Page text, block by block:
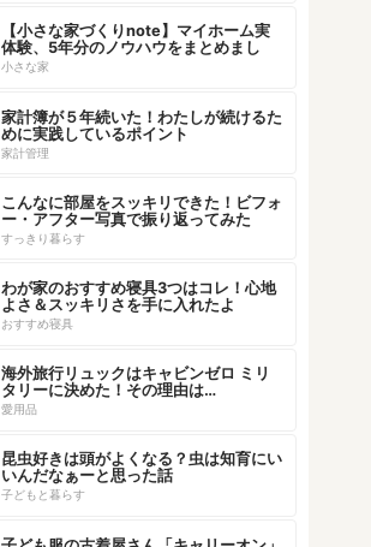
【小さな家づくりnote】マイホーム実
体験、5年分のノウハウをまとめまし
た！
小さな家
家計簿が５年続いた！わたしが続けるた
めに実践しているポイント
家計管理
こんなに部屋をスッキリできた！ビフォ
ー・アフター写真で振り返ってみた
すっきり暮らす
わが家のおすすめ寝具3つはコレ！心地
よさ＆スッキリさを手に入れたよ
おすすめ寝具
海外旅行リュックはキャビンゼロ ミリ
タリーに決めた！その理由は…
愛用品
昆虫好きは頭がよくなる？虫は知育にい
いんだなぁーと思った話
子どもと暮らす